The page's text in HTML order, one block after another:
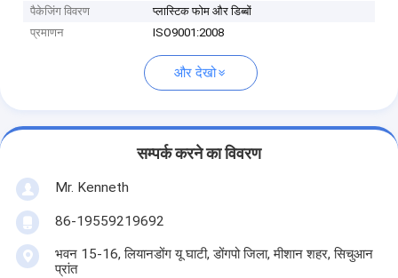
पैकेजिंग विवरण
प्लास्टिक फोम और डिब्बों
प्रमाणन
ISO9001:2008
और देखो
सम्पर्क करने का विवरण
Mr. Kenneth
86-19559219692
भवन 15-16, लियानडोंग यू घाटी, डोंगपो जिला, मीशान शहर, सिचुआन
प्रांत